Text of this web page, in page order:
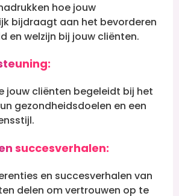
hoe jouw
bijdraagt aan het bevorderen
en welzijn bij jouw cliënten.
jouw cliënten begeleidt bij het
gezondheidsdoelen en een
succesverhalen:
en succesverhalen van
delen om vertrouwen op te